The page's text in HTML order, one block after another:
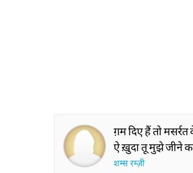
ग़म दिए हैं तो
ऐ ख़ुदा तू मुझे जीने
शम्स रम्ज़ी